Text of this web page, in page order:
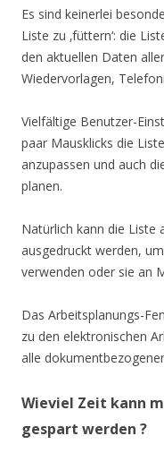
Es sind keinerlei
Liste zu ‚füttern‘: die
den aktuellen Daten
Wiedervorlagen,
Vielfältige Benutzer-
paar Mausklicks die
anzupassen und auch
planen.
Natürlich kann die Liste
ausgedruckt werden,
verwenden oder sie an
Das Arbeitsplanungs-
zu den elektronischen
alle
Wieviel Zeit kann
gespart werden ?